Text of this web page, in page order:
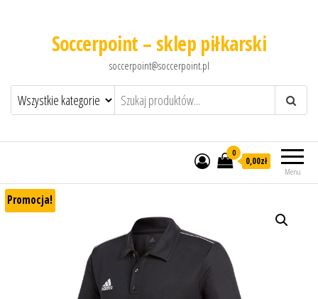
Soccerpoint – sklep piłkarski
soccerpoint@soccerpoint.pl
Menu
0
0,00zł
Promocja!